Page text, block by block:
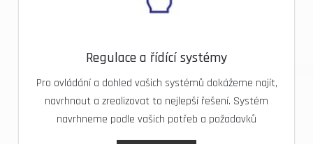
Regulace a řídící systémy
Pro ovládání a dohled vašich systémů dokážeme najít,
navrhnout a zrealizovat to nejlepší řešení. Systém
navrhneme podle vašich potřeb a požadavků